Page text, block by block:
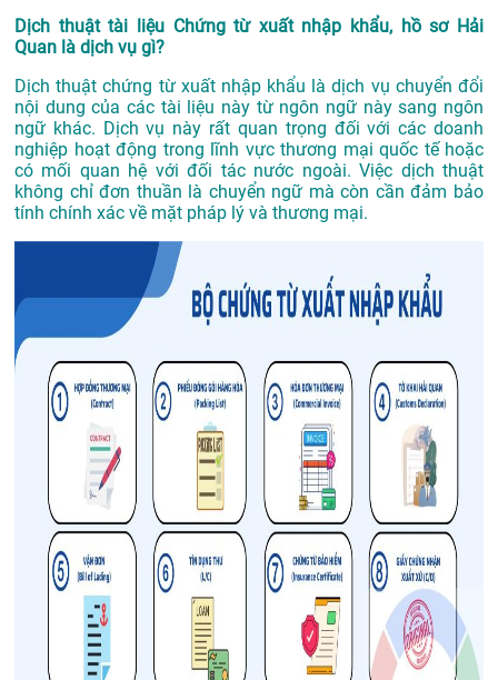
Dịch thuật tài liệu Chứng từ xuất nhập khẩu, hồ sơ Hải
Quan là dịch vụ gì?
Dịch thuật chứng từ xuất nhập khẩu là dịch vụ chuyển đổi
nội dung của các tài liệu này từ ngôn ngữ này sang ngôn
ngữ khác. Dịch vụ này rất quan trọng đối với các doanh
nghiệp hoạt động trong lĩnh vực thương mại quốc tế hoặc
có mối quan hệ với đối tác nước ngoài. Việc dịch thuật
không chỉ đơn thuần là chuyển ngữ mà còn cần đảm bảo
tính chính xác về mặt pháp lý và thương mại.